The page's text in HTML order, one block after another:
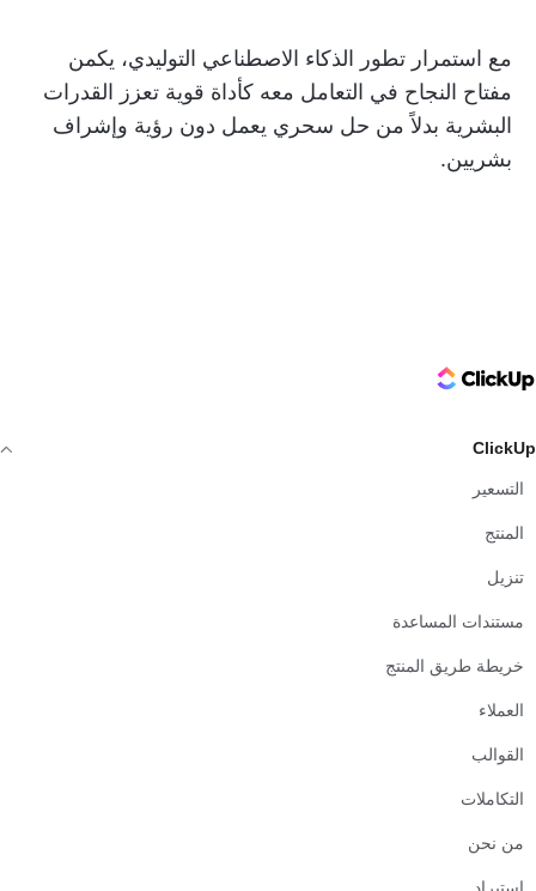
مع استمرار تطور الذكاء الاصطناعي التوليدي، يكمن
مفتاح النجاح في التعامل معه كأداة قوية تعزز القدرات
البشرية بدلاً من حل سحري يعمل دون رؤية وإشراف
بشريين.
ClickUp Logo
ClickUp
التسعير
المنتج
تنزيل
مستندات المساعدة
خريطة طريق المنتج
العملاء
القوالب
التكاملات
من نحن
استيراد